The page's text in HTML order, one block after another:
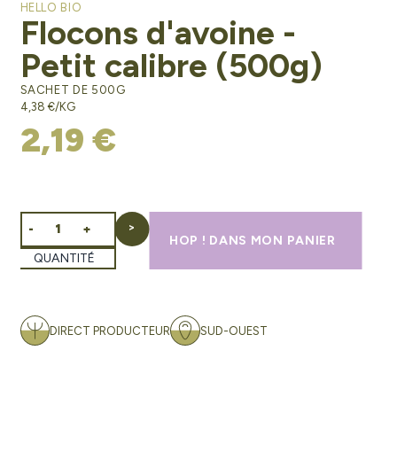
HELLO BIO
Flocons d'avoine -
Petit calibre (500g)
SACHET DE 500G
4,38 €/KG
2,19 €
-
+
QUANTITÉ
HOP ! DANS MON PANIER
DIRECT PRODUCTEUR SUD-OUEST